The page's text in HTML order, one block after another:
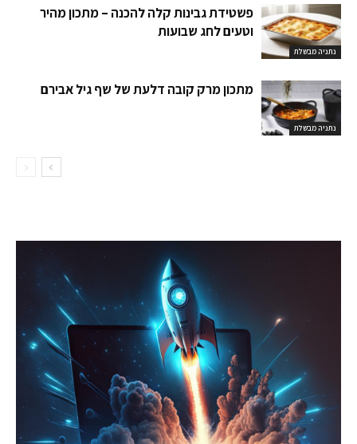
נתניה מבשלת
פשטידת גבינות קלה להכנה – מתכון מהיר
וטעים לחג שבועות
נתניה מבשלת
מתכון מרק קובה דלעת של שף גיל אבירם